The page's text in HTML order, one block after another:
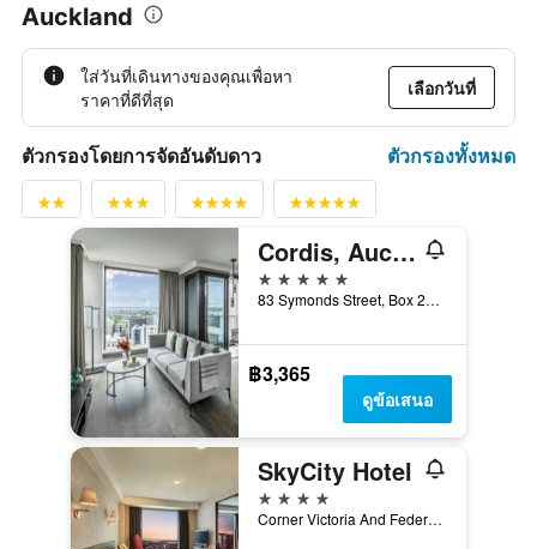
Auckland
ใส่วันที่เดินทางของคุณเพื่อหา
ราคาที่ดีที่สุด
เลือกวันที่
ตัวกรองโดยการจัดอันดับดาว ตัวกรองทั้งหมด
Cordis, Auckland by Langham Hospitality Group
5 ดาว
83 Symonds Street, Box 2771, โอ๊คแลนด์, นิวซีแลนด์
฿3,365
ดูข้อเสนอ
SkyCity Hotel
4 ดาว
Corner Victoria And Federal Streets, โอ๊คแลนด์, นิวซีแลนด์